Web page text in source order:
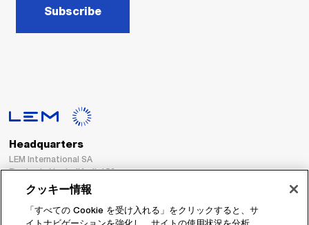
Subscribe
Headquarters
LEM International SA
Route du Nant-d’Avril, 152
1217 Meyrin
Switzerland
クッキー情報
「すべての Cookie を受け入れる」をクリックすると、サ